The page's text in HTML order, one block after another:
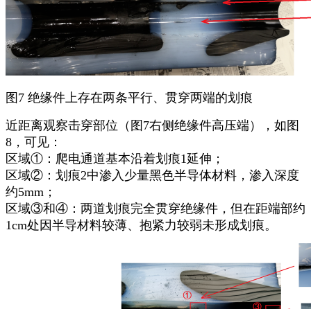
图7 绝缘件上存在两条平行、贯穿两端的划痕
近距离观察击穿部位（图7右侧绝缘件高压端），如图
8，可见：
区域①：爬电通道基本沿着划痕1延伸；
区域②：划痕2中渗入少量黑色半导体材料，渗入深度
约5mm；
区域③和④：两道划痕完全贯穿绝缘件，但在距端部约
1cm处因半导材料较薄、抱紧力较弱未形成划痕。